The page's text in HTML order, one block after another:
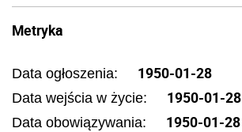
Metryka
Data ogłoszenia: 1950-01-28
Data wejścia w życie: 1950-01-28
Data obowiązywania: 1950-01-28